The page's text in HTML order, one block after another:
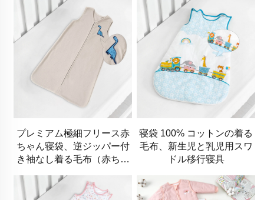
プレミアム極細フリース赤
ちゃん寝袋、逆ジッパー付
き袖なし着る毛布（赤ちゃ
寝袋 100% コットンの着る
毛布、新生児と乳児用スワ
ドル移行寝具